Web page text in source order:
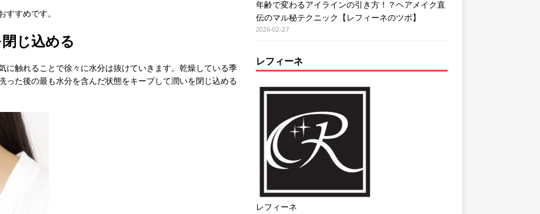
すめです。
じ込める
に触れることで徐々に水分は抜けていきます。乾燥している季
った後の最も水分を含んだ状態をキープして潤いを閉じ込める
年齢で変わるアイラインの引き方！？ヘアメイク直
伝のマル秘テクニック【レフィーネのツボ】
2026-02-27
レフィーネ
レフィーネ